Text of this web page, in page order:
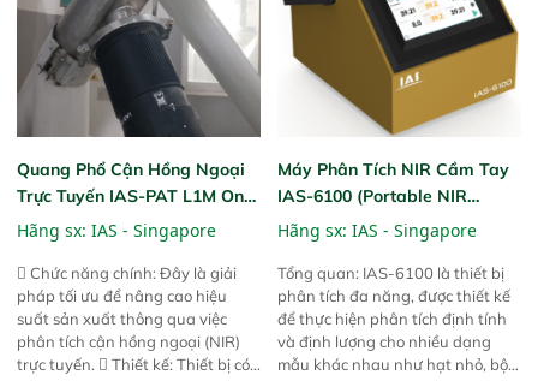
năng lặp lại tối ưu.
Quang Phổ Cận Hồng Ngoại
Trực Tuyến IAS-PAT L1M On-
Line NIR
Hãng sx: IAS - Singapore
 Chức năng chính: Đây là giải
pháp tối ưu để nâng cao hiệu
suất sản xuất thông qua việc
phân tích cận hồng ngoại (NIR)
trực tuyến.  Thiết kế: Thiết bị có
Máy Phân Tích NIR Cầm Tay
IAS-6100 (Portable NIR
Analyzer)
Hãng sx: IAS - Singapore
Tổng quan: IAS-6100 là thiết bị
phân tích đa năng, được thiết kế
để thực hiện phân tích định tính
và định lượng cho nhiều dạng
mẫu khác nhau như hạt nhỏ, bột,